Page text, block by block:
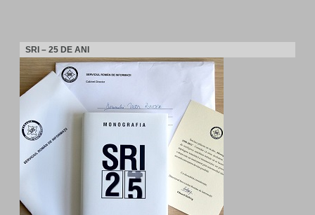
SRI – 25 DE ANI